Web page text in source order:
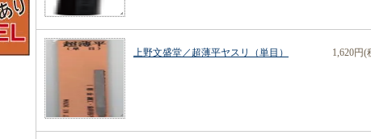
上野文盛堂／超薄平ヤスリ（単目） 1,620円(